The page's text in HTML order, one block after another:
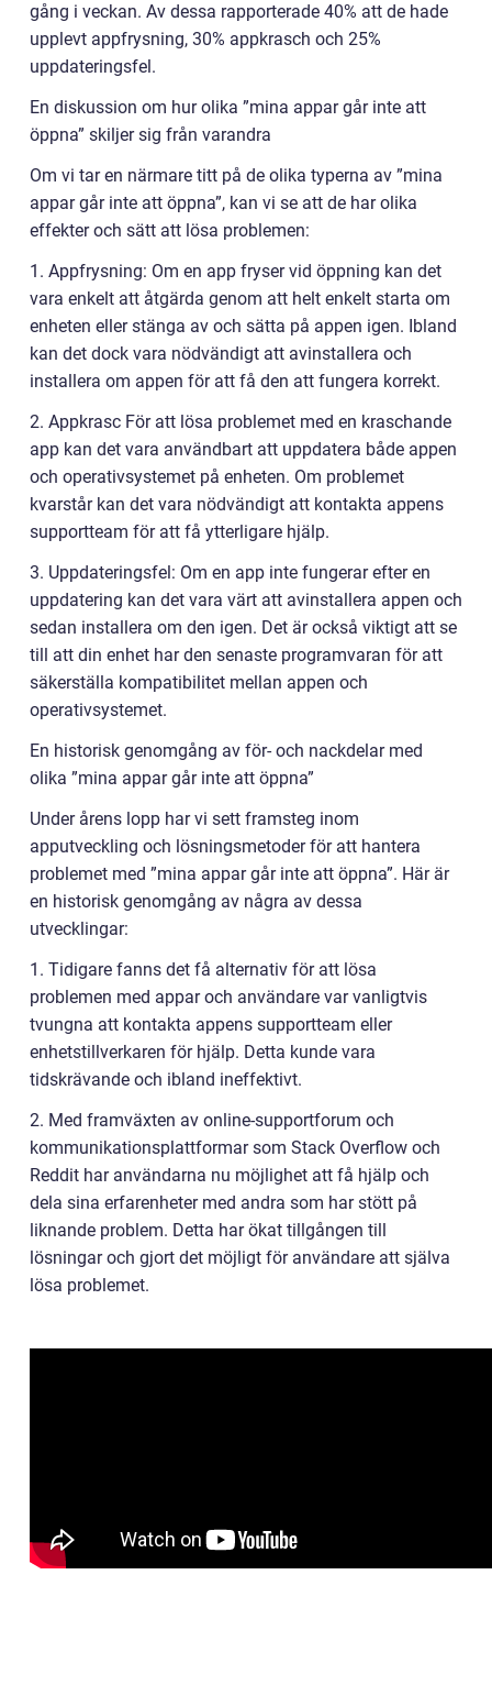
gång i veckan. Av dessa rapporterade 40% att de hade
upplevt appfrysning, 30% appkrasch och 25%
uppdateringsfel.
En diskussion om hur olika ”mina appar går inte att
öppna” skiljer sig från varandra
Om vi tar en närmare titt på de olika typerna av ”mina
appar går inte att öppna”, kan vi se att de har olika
effekter och sätt att lösa problemen:
1. Appfrysning: Om en app fryser vid öppning kan det
vara enkelt att åtgärda genom att helt enkelt starta om
enheten eller stänga av och sätta på appen igen. Ibland
kan det dock vara nödvändigt att avinstallera och
installera om appen för att få den att fungera korrekt.
2. Appkrasc För att lösa problemet med en kraschande
app kan det vara användbart att uppdatera både appen
och operativsystemet på enheten. Om problemet
kvarstår kan det vara nödvändigt att kontakta appens
supportteam för att få ytterligare hjälp.
3. Uppdateringsfel: Om en app inte fungerar efter en
uppdatering kan det vara värt att avinstallera appen och
sedan installera om den igen. Det är också viktigt att se
till att din enhet har den senaste programvaran för att
säkerställa kompatibilitet mellan appen och
operativsystemet.
En historisk genomgång av för- och nackdelar med
olika ”mina appar går inte att öppna”
Under årens lopp har vi sett framsteg inom
apputveckling och lösningsmetoder för att hantera
problemet med ”mina appar går inte att öppna”. Här är
en historisk genomgång av några av dessa
utvecklingar:
1. Tidigare fanns det få alternativ för att lösa
problemen med appar och användare var vanligtvis
tvungna att kontakta appens supportteam eller
enhetstillverkaren för hjälp. Detta kunde vara
tidskrävande och ibland ineffektivt.
2. Med framväxten av online-supportforum och
kommunikationsplattformar som Stack Overflow och
Reddit har användarna nu möjlighet att få hjälp och
dela sina erfarenheter med andra som har stött på
liknande problem. Detta har ökat tillgången till
lösningar och gjort det möjligt för användare att själva
lösa problemet.